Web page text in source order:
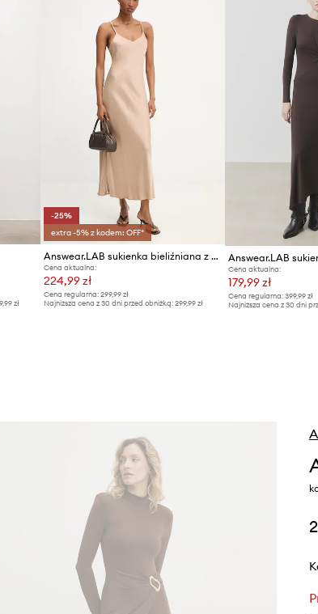
zł
-25%
extra -5% z kodem: OFF*
Answear.LAB sukienka bieliźniana z wiskozy
Cena aktualna:
224,99 zł
Cena regularna: 299,99 zł
Najniższa cena z 30 dni przed obniżką: 299,99 zł
Answear.LAB
Cena aktualna:
179,99 zł
Cena regularna: 399,99 zł
Najniższa cena z 30 dni